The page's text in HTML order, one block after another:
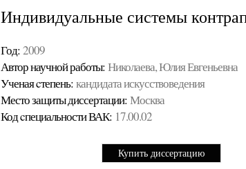
Индивидуальные системы
Год: 2009
Автор научной работы: Николаева, Юлия Евгеньевна
Ученая cтепень: кандидата искусствоведения
Место защиты диссертации: Москва
Код cпециальности ВАК: 17.00.02
Купить диссертацию